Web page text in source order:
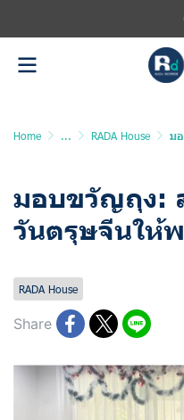
Home ... RADA House มอ
มอบขวัญถุง:
วันตรุษจีนให้
RADA House
Share